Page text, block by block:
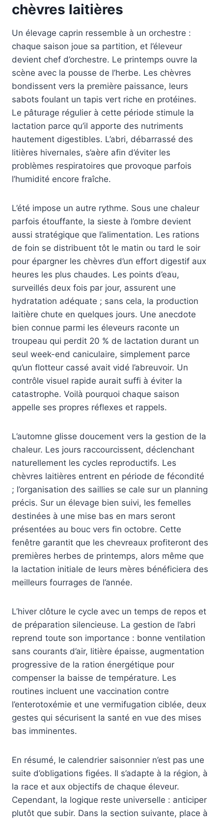
chèvres laitières
Un élevage caprin ressemble à un orchestre :
chaque saison joue sa partition, et l’éleveur
devient chef d’orchestre. Le printemps ouvre la
scène avec la pousse de l’herbe. Les chèvres
bondissent vers la première paissance, leurs
sabots foulant un tapis vert riche en protéines.
Le pâturage régulier à cette période stimule la
lactation parce qu’il apporte des nutriments
hautement digestibles. L’abri, débarrassé des
litières hivernales, s’aère afin d’éviter les
problèmes respiratoires que provoque parfois
l’humidité encore fraîche.
L’été impose un autre rythme. Sous une chaleur
parfois étouffante, la sieste à l’ombre devient
aussi stratégique que l’alimentation. Les rations
de foin se distribuent tôt le matin ou tard le soir
pour épargner les chèvres d’un effort digestif aux
heures les plus chaudes. Les points d’eau,
surveillés deux fois par jour, assurent une
hydratation adéquate ; sans cela, la production
laitière chute en quelques jours. Une anecdote
bien connue parmi les éleveurs raconte un
troupeau qui perdit 20 % de lactation durant un
seul week-end caniculaire, simplement parce
qu’un flotteur cassé avait vidé l’abreuvoir. Un
contrôle visuel rapide aurait suffi à éviter la
catastrophe. Voilà pourquoi chaque saison
appelle ses propres réflexes et rappels.
L’automne glisse doucement vers la gestion de la
chaleur. Les jours raccourcissent, déclenchant
naturellement les cycles reproductifs. Les
chèvres laitières entrent en période de fécondité
; l’organisation des saillies se cale sur un planning
précis. Sur un élevage bien suivi, les femelles
destinées à une mise bas en mars seront
présentées au bouc vers fin octobre. Cette
fenêtre garantit que les chevreaux profiteront des
premières herbes de printemps, alors même que
la lactation initiale de leurs mères bénéficiera des
meilleurs fourrages de l’année.
L’hiver clôture le cycle avec un temps de repos et
de préparation silencieuse. La gestion de l’abri
reprend toute son importance : bonne ventilation
sans courants d’air, litière épaisse, augmentation
progressive de la ration énergétique pour
compenser la baisse de température. Les
routines incluent une vaccination contre
l’enterotoxémie et une vermifugation ciblée, deux
gestes qui sécurisent la santé en vue des mises
bas imminentes.
En résumé, le calendrier saisonnier n’est pas une
suite d’obligations figées. Il s’adapte à la région, à
la race et aux objectifs de chaque éleveur.
Cependant, la logique reste universelle : anticiper
plutôt que subir. Dans la section suivante, place à